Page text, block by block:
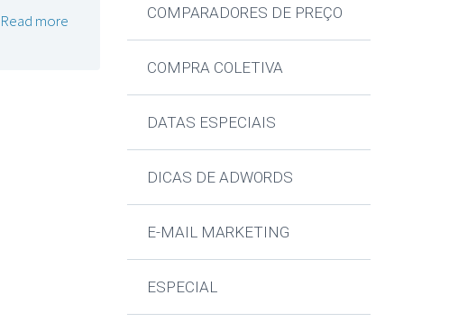
Read more COMPARADORES DE PREÇO
COMPRA COLETIVA
DATAS ESPECIAIS
DICAS DE ADWORDS
E-MAIL MARKETING
ESPECIAL